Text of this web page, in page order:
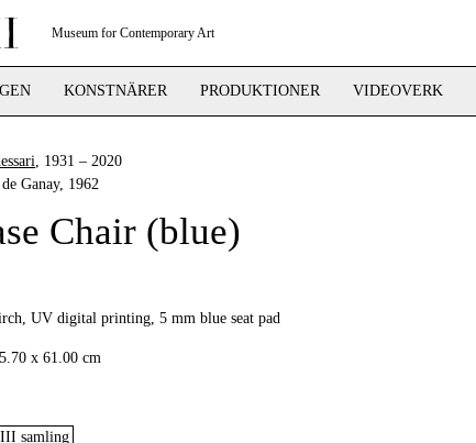
Museum for Contemporary Art
KONSTNÄRER PRODUKTIONER VIDEOVERK
, 1931 – 2020
Ganay, 1962
Chair (blue)
UV digital printing, 5 mm blue seat pad
x 61.00 cm
samling